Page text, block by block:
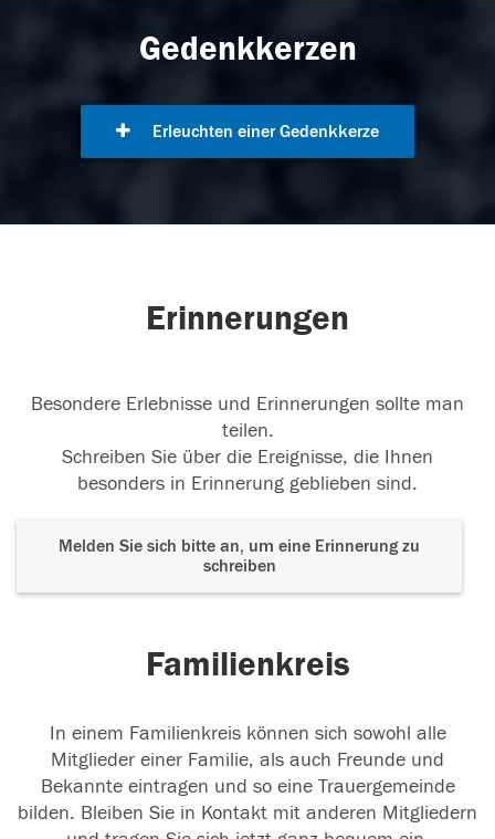
Gedenkkerzen
Erleuchten einer Gedenkkerze
Erinnerungen
Besondere Erlebnisse und Erinnerungen sollte man
teilen.
Schreiben Sie über die Ereignisse, die Ihnen
besonders in Erinnerung geblieben sind.
Melden Sie sich bitte an, um eine Erinnerung zu
schreiben
Familienkreis
In einem Familienkreis können sich sowohl alle
Mitglieder einer Familie, als auch Freunde und
Bekannte eintragen und so eine Trauergemeinde
bilden. Bleiben Sie in Kontakt mit anderen Mitgliedern